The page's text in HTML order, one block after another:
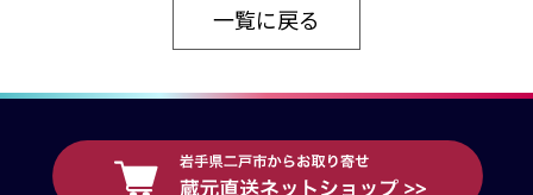
一覧に戻る